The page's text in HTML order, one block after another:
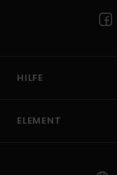
HILFE
ELEMENT